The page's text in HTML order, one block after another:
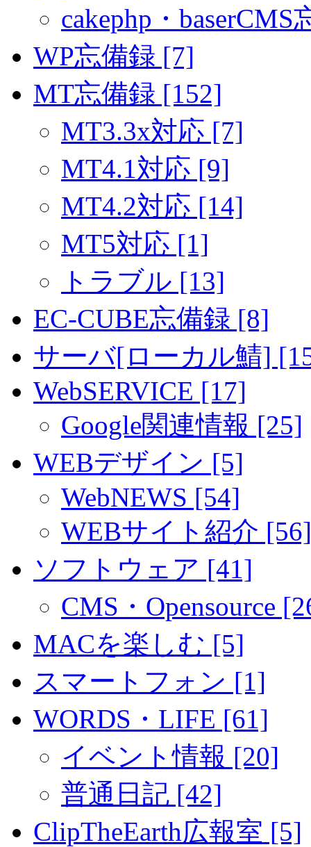
cakephp・baserCMS
WP忘備録 [7]
MT忘備録 [152]
MT3.3x対応 [7]
MT4.1対応 [9]
MT4.2対応 [14]
MT5対応 [1]
トラブル [13]
EC-CUBE忘備録 [8]
サーバ[ローカル鯖]
WebSERVICE [17]
Google関連情報 [25]
WEBデザイン [5]
WebNEWS [54]
WEBサイト紹介 [56]
ソフトウェア [41]
CMS・Opensource
MACを楽しむ [5]
スマートフォン [1]
WORDS・LIFE [61]
イベント情報 [20]
普通日記 [42]
ClipTheEarth広報室 [5]